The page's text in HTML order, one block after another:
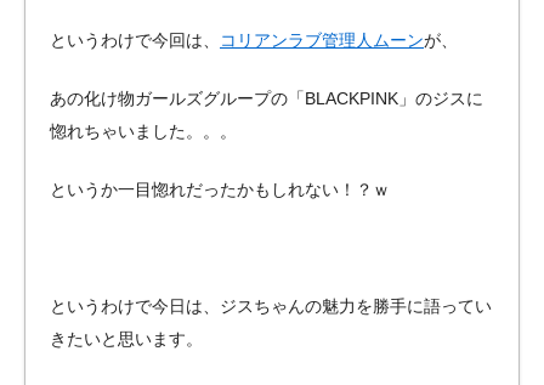
というわけで今回は、 コリアンラブ管理人ムーンが、
あの化け物ガールズグループの「BLACKPINK」のジスに
惚れちゃいました。。。
というか一目惚れだったかもしれない！？ｗ
というわけで今日は、ジスちゃんの魅力を勝手に語ってい
きたいと思います。